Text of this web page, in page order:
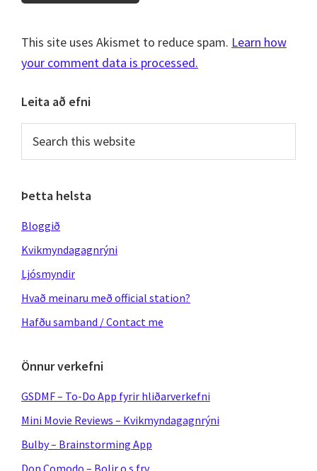
This site uses Akismet to reduce spam. Learn how
your comment data is processed.
Primary
Sidebar
Leita að efni
this
website
Þetta helsta
Bloggið
Kvikmyndagagnrýni
Ljósmyndir
Hvað meinaru með official station?
Hafðu samband / Contact me
Önnur verkefni
GSDMF – To-Do App fyrir hliðarverkefni
Mini Movie Reviews – Kvikmyndagagnrýni
Bulby – Brainstorming App
Don Comodo – Bolir o.s.frv.